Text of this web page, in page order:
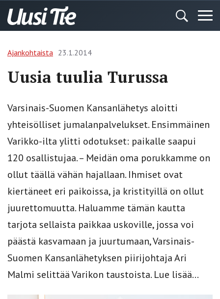
Ajankohtaista 23.1.2014
Uusia tuulia Turussa
Varsinais-Suomen Kansanlähetys aloitti
yhteisölliset jumalanpalvelukset. Ensimmäinen
Varikko-ilta ylitti odotukset: paikalle saapui
120 osallistujaa. – Meidän oma porukkamme on
ollut täällä vähän hajallaan. Ihmiset ovat
kiertäneet eri paikoissa, ja kristityillä on ollut
juurettomuutta. Haluamme tämän kautta
tarjota sellaista paikkaa uskoville, jossa voi
päästä kasvamaan ja juurtumaan, Varsinais-
Suomen Kansanlähetyksen piirijohtaja Ari
Malmi selittää Varikon taustoista. Lue lisää...